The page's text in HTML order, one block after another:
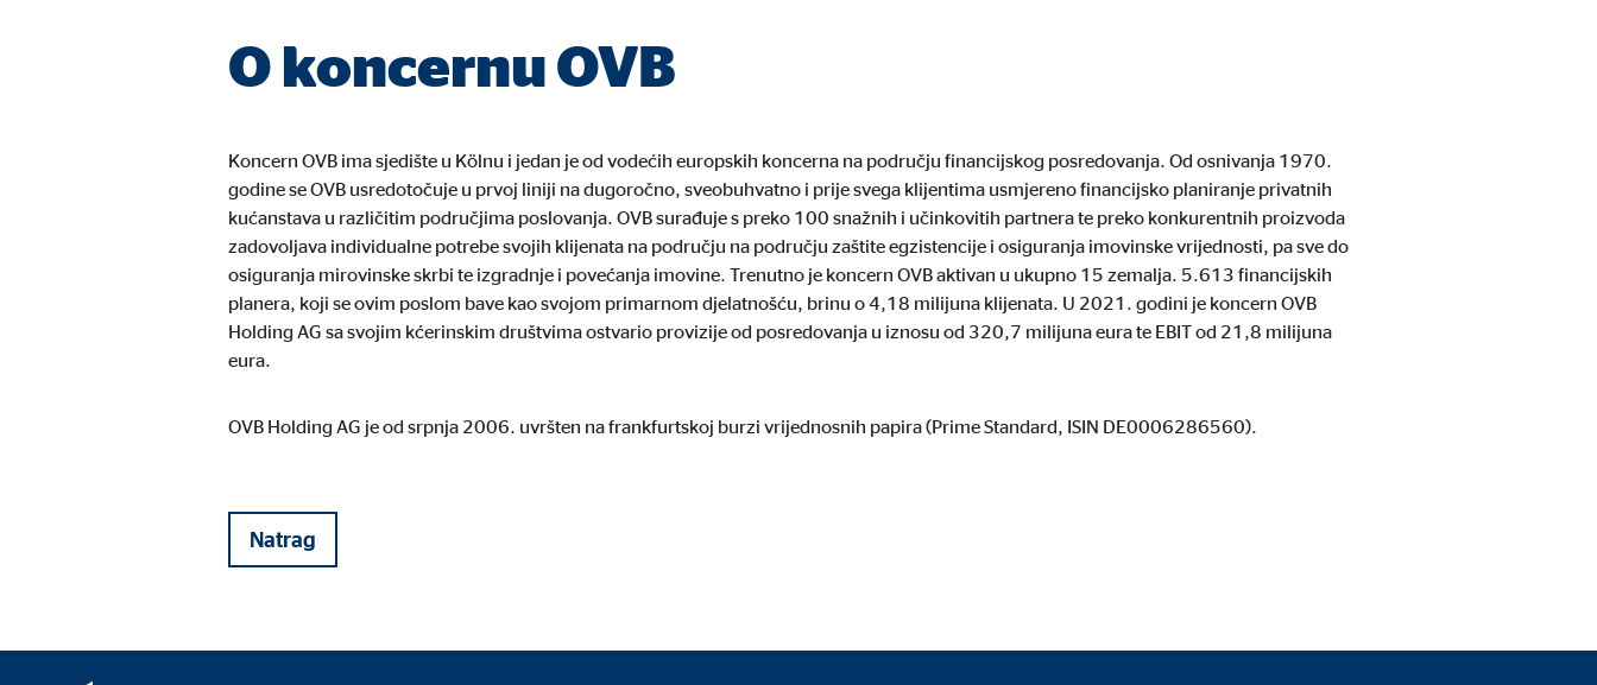
O koncernu OVB
Koncern OVB ima sjedište u Kölnu i jedan je od vodećih europskih koncerna na području financijskog posredovanja. Od osnivanja 1970.
godine se OVB usredotočuje u prvoj liniji na dugoročno, sveobuhvatno i prije svega klijentima usmjereno financijsko planiranje privatnih
kućanstava u različitim područjima poslovanja. OVB surađuje s preko 100 snažnih i učinkovitih partnera te preko konkurentnih proizvoda
zadovoljava individualne potrebe svojih klijenata na području na području zaštite egzistencije i osiguranja imovinske vrijednosti, pa sve do
osiguranja mirovinske skrbi te izgradnje i povećanja imovine. Trenutno je koncern OVB aktivan u ukupno 15 zemalja. 5.613 financijskih
planera, koji se ovim poslom bave kao svojom primarnom djelatnošću, brinu o 4,18 milijuna klijenata. U 2021. godini je koncern OVB
Holding AG sa svojim kćerinskim društvima ostvario provizije od posredovanja u iznosu od 320,7 milijuna eura te EBIT od 21,8 milijuna
eura.
OVB Holding AG je od srpnja 2006. uvršten na frankfurtskoj burzi vrijednosnih papira (Prime Standard, ISIN DE0006286560).
Natrag
_ga, _gat_UA-41411249-11, _gid
Ponuđač: Google Ireland Ltd.
do 14 mjeseci
Marketinški kolačići
Marketinški kolačići se koriste za prikaz personaliziranih oglasa. U tu se svrhu podaci prenose nezavisnim pružateljima usluga koji posjetitelje prate na
mrežnim stranicama.